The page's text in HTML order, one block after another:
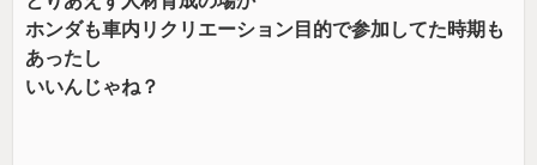
ホンダも車内リクリエーション目的で参加してた時期も
あったし
いいんじゃね？